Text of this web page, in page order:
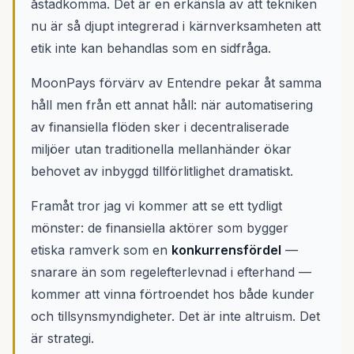
åstadkomma. Det är en erkänsla av att tekniken
nu är så djupt integrerad i kärnverksamheten att
etik inte kan behandlas som en sidfråga.
MoonPays förvärv av Entendre pekar åt samma
håll men från ett annat håll: när automatisering
av finansiella flöden sker i decentraliserade
miljöer utan traditionella mellanhänder ökar
behovet av inbyggd tillförlitlighet dramatiskt.
Framåt tror jag vi kommer att se ett tydligt
mönster: de finansiella aktörer som bygger
etiska ramverk som en konkurrensfördel —
snarare än som regelefterlevnad i efterhand —
kommer att vinna förtroendet hos både kunder
och tillsynsmyndigheter. Det är inte altruism. Det
är strategi.